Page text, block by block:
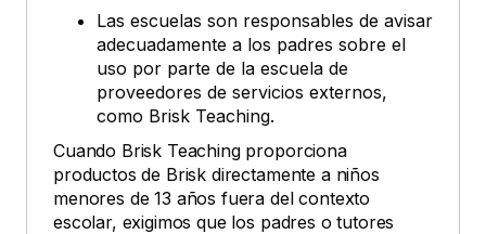
Las escuelas son responsables de avisar
adecuadamente a los padres sobre el
uso por parte de la escuela de
proveedores de servicios externos,
como Brisk Teaching.
Cuando Brisk Teaching proporciona
productos de Brisk directamente a niños
menores de 13 años fuera del contexto
escolar, exigimos que los padres o tutores